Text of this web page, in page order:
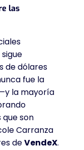
las
de dólares
fue la
la mayoría
son
Carranza
deVendeX.